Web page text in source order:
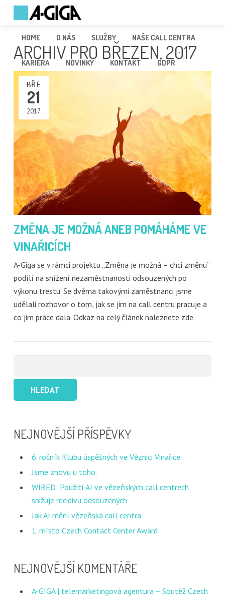
HOME O NÁS SLUŽBY NAŠE CALL CENTRA
KARIÉRA NOVINKY KONTAKT GDPR
ARCHIV PRO BŘEZEN, 2017
ZMĚNA JE MOŽNÁ ANEB POMÁHÁME VE
VINAŘICÍCH
BŘE
21
2017
A-Giga se v rámci projektu „Změna je možná – chci změnu“
podílí na snížení nezaměstnanosti odsouzených po
výkonu trestu. Se dvěma takovými zaměstnanci jsme
udělali rozhovor o tom, jak se jim na call centru pracuje a
co jim práce dala. Odkaz na celý článek naleznete zde
NEJNOVĚJŠÍ PŘÍSPĚVKY
6. ročník Klubu úspěšných ve Věznici Vinařice
Jsme znovu u toho.
WIRED: Použití AI ve vězeňských call centrech
snižuje recidivu odsouzených
Jak AI mění vězeňská call centra
1. místo Czech Contact Center Award
NEJNOVĚJŠÍ KOMENTÁŘE
A-GIGA | telemarketingová agentura – Soutěž Czech